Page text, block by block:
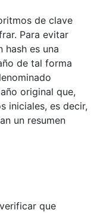
de clave
Para evitar
hash es una
de tal forma
original que,
iniciales, es decir,
un resumen
que